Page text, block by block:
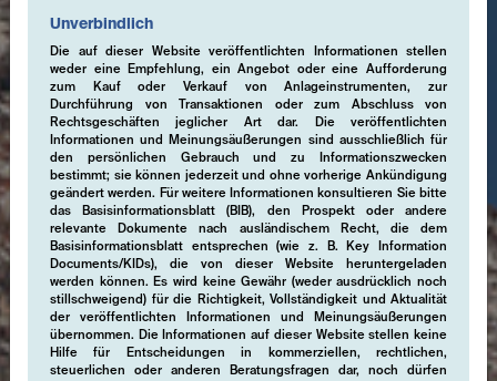
Unverbindlich
Die auf dieser Website veröffentlichten Informationen stellen
weder eine Empfehlung, ein Angebot oder eine Aufforderung
zum Kauf oder Verkauf von Anlageinstrumenten, zur
Durchführung von Transaktionen oder zum Abschluss von
Rechtsgeschäften jeglicher Art dar. Die veröffentlichten
Informationen und Meinungsäußerungen sind ausschließlich für
den persönlichen Gebrauch und zu Informationszwecken
bestimmt; sie können jederzeit und ohne vorherige Ankündigung
geändert werden. Für weitere Informationen konsultieren Sie bitte
das Basisinformationsblatt (BIB), den Prospekt oder andere
relevante Dokumente nach ausländischem Recht, die dem
Basisinformationsblatt entsprechen (wie z. B. Key Information
Documents/KIDs), die von dieser Website heruntergeladen
werden können. Es wird keine Gewähr (weder ausdrücklich noch
stillschweigend) für die Richtigkeit, Vollständigkeit und Aktualität
der veröffentlichten Informationen und Meinungsäußerungen
übernommen. Die Informationen auf dieser Website stellen keine
Hilfe für Entscheidungen in kommerziellen, rechtlichen,
steuerlichen oder anderen Beratungsfragen dar, noch dürfen